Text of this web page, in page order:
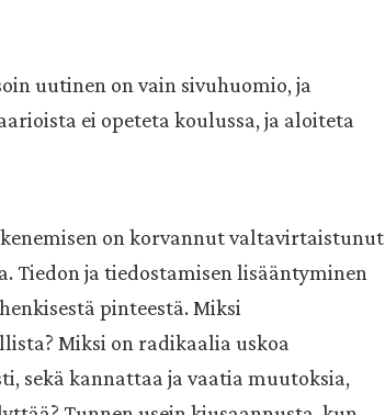
uutinen on vain sivuhuomio, ja
ei opeteta koulussa, ja aloiteta
on korvannut valtavirtaistunut
ja tiedostamisen lisääntyminen
pinteestä. Miksi
Miksi on radikaalia uskoa
sekä kannattaa ja vaatia muutoksia,